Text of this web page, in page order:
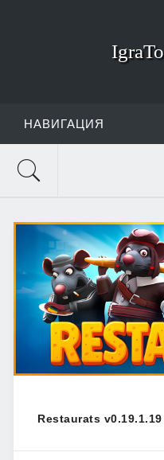
НАВИГАЦИЯ
Restaurats v0.19.1.19